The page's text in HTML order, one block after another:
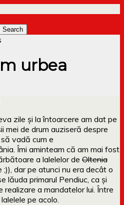
urbea
zile și la întoarcere am dat pe
de drum auziseră despre
să vadă cum e
Îmi aminteam că am mai fost
a lalelelor de Oltenia
dar pe atunci nu era decât o
lăuda primarul Pendiuc, ca și
a mandatelor lui. Între
pe acolo.